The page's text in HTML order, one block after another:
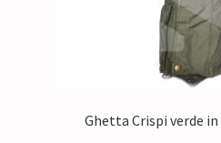
Ghetta Crispi verde